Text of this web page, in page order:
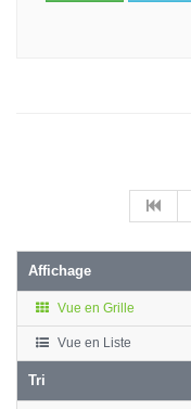
Affichage
Vue en Grille
Vue en Liste
Tri